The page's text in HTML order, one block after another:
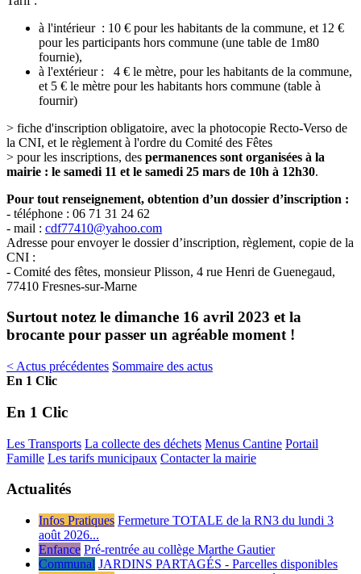
à l'intérieur : 10 € pour les habitants de la commune, et 12 €
pour les participants hors commune (une table de 1m80
fournie),
à l'extérieur : 4 € le mètre, pour les habitants de la commune,
et 5 € le mètre pour les habitants hors commune (table à
fournir)
> fiche d'inscription obligatoire, avec la photocopie Recto-Verso de
la CNI, et le règlement à l'ordre du Comité des Fêtes
> pour les inscriptions, des permanences sont organisées à la
mairie : le samedi 11 et le samedi 25 mars de 10h à 12h30.
Pour tout renseignement, obtention d’un dossier d’inscription :
- téléphone : 06 71 31 24 62
- mail : cdf77410@yahoo.com
Adresse pour envoyer le dossier d’inscription, règlement, copie de la
CNI :
- Comité des fêtes, monsieur Plisson, 4 rue Henri de Guenegaud,
77410 Fresnes-sur-Marne
Surtout notez le dimanche 16 avril 2023 et la
brocante pour passer un agréable moment !
< Actus précédentes Sommaire des actus
En 1 Clic
En 1 Clic
Les Transports La collecte des déchets Menus Cantine Portail
Famille Les tarifs municipaux Contacter la mairie
Actualités
Infos Pratiques Fermeture TOTALE de la RN3 du lundi 3
août 2026...
Enfance Pré-rentrée au collège Marthe Gautier
Communal JARDINS PARTAGÉS - Parcelles disponibles